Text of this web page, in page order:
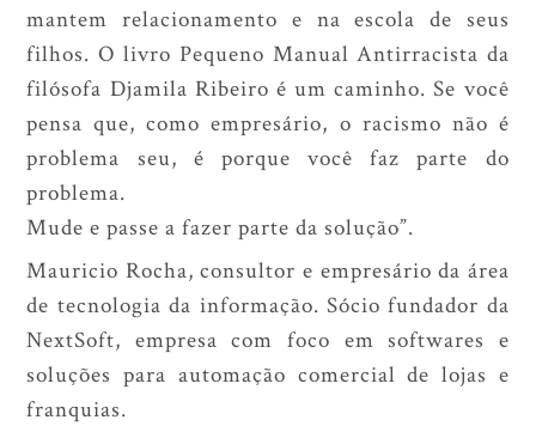
mantem relacionamento e na escola de seus
filhos. O livro Pequeno Manual Antirracista da
filósofa Djamila Ribeiro é um caminho. Se você
pensa que, como empresário, o racismo não é
problema seu, é porque você faz parte do
problema.
Mude e passe a fazer parte da solução”.
Mauricio Rocha, consultor e empresário da área
de tecnologia da informação. Sócio fundador da
NextSoft, empresa com foco em softwares e
soluções para automação comercial de lojas e
franquias.